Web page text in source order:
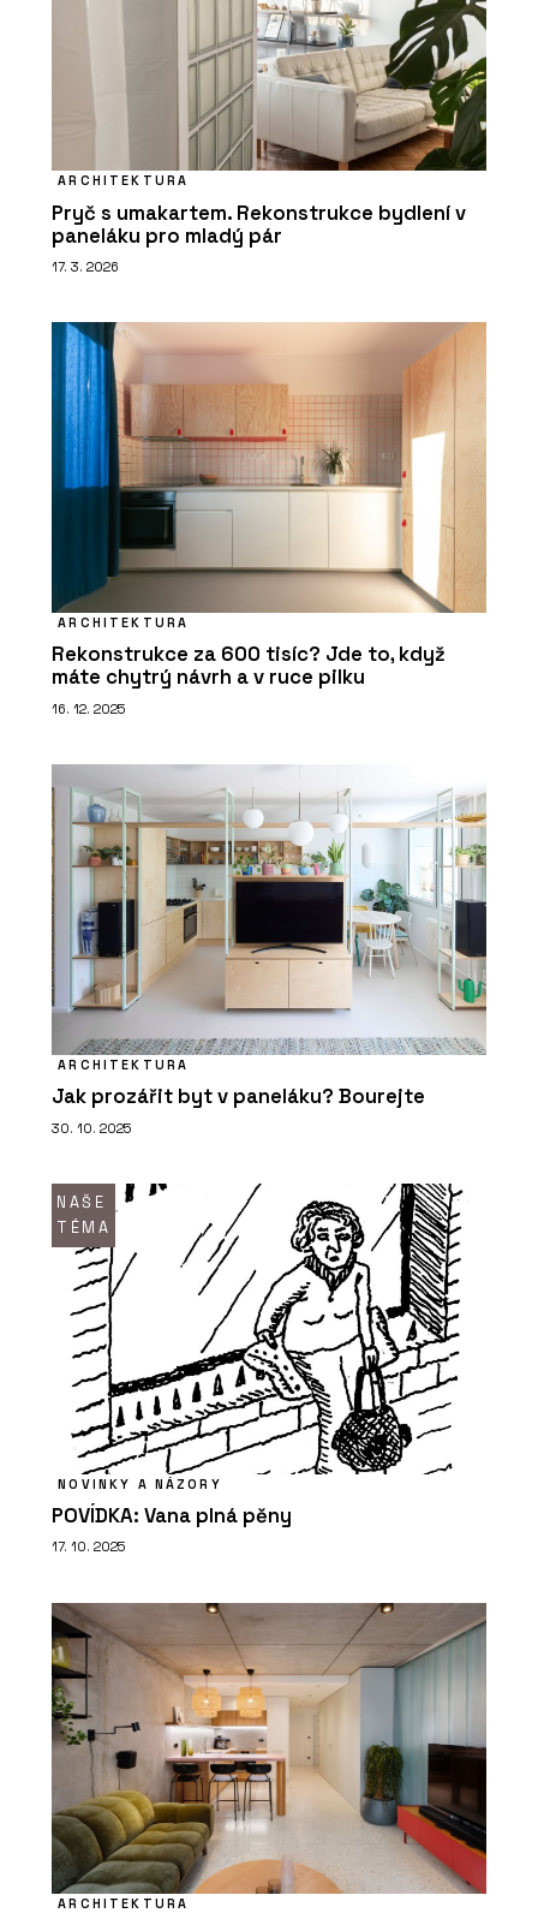
ARCHITEKTURA
Pryč s umakartem. Rekonstrukce bydlení v
paneláku pro mladý pár
17. 3. 2026
ARCHITEKTURA
Rekonstrukce za 600 tisíc? Jde to, když
máte chytrý návrh a v ruce pilku
16. 12. 2025
ARCHITEKTURA
Jak prozářit byt v paneláku? Bourejte
30. 10. 2025
NAŠE
TÉMA
NOVINKY A NÁZORY
POVÍDKA: Vana plná pěny
17. 10. 2025
ARCHITEKTURA